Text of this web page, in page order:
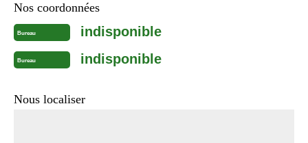
Nos coordonnées
Bureau indisponible
Bureau indisponible
Nous localiser